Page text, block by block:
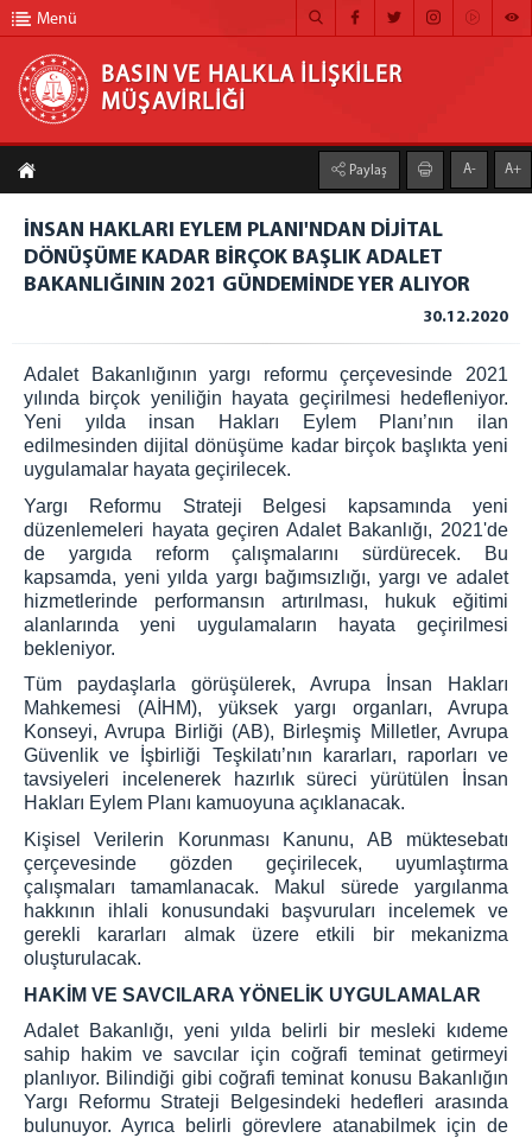
BASIN VE HALKLA İLİŞKİLER MÜŞAVİRLİĞİ
ANA SAYFA
MÜŞAVİRLİĞİMİZ
HABER ARŞİVİ
GÖRÜNTÜLÜ HABER
BÜLTEN
İLETİŞİM
Menü
BASIN VE HALKLA İLİŞKİLER
MÜŞAVİRLİĞİ
Paylaş A- A+
İNSAN HAKLARI EYLEM PLANI'NDAN DİJİTAL
DÖNÜŞÜME KADAR BİRÇOK BAŞLIK ADALET
BAKANLIĞININ 2021 GÜNDEMİNDE YER ALIYOR
30.12.2020
Adalet Bakanlığının yargı reformu çerçevesinde 2021
yılında birçok yeniliğin hayata geçirilmesi hedefleniyor.
Yeni yılda insan Hakları Eylem Planı’nın ilan
edilmesinden dijital dönüşüme kadar birçok başlıkta yeni
uygulamalar hayata geçirilecek.
Yargı Reformu Strateji Belgesi kapsamında yeni
düzenlemeleri hayata geçiren Adalet Bakanlığı, 2021'de
de yargıda reform çalışmalarını sürdürecek. Bu
kapsamda, yeni yılda yargı bağımsızlığı, yargı ve adalet
hizmetlerinde performansın artırılması, hukuk eğitimi
alanlarında yeni uygulamaların hayata geçirilmesi
bekleniyor.
Tüm paydaşlarla görüşülerek, Avrupa İnsan Hakları
Mahkemesi (AİHM), yüksek yargı organları, Avrupa
Konseyi, Avrupa Birliği (AB), Birleşmiş Milletler, Avrupa
Güvenlik ve İşbirliği Teşkilatı’nın kararları, raporları ve
tavsiyeleri incelenerek hazırlık süreci yürütülen İnsan
Hakları Eylem Planı kamuoyuna açıklanacak.
Kişisel Verilerin Korunması Kanunu, AB müktesebatı
çerçevesinde gözden geçirilecek, uyumlaştırma
çalışmaları tamamlanacak. Makul sürede yargılanma
hakkının ihlali konusundaki başvuruları incelemek ve
gerekli kararları almak üzere etkili bir mekanizma
oluşturulacak.
HAKİM VE SAVCILARA YÖNELİK UYGULAMALAR
Adalet Bakanlığı, yeni yılda belirli bir mesleki kıdeme
sahip hakim ve savcılar için coğrafi teminat getirmeyi
planlıyor. Bilindiği gibi coğrafi teminat konusu Bakanlığın
Yargı Reformu Strateji Belgesindeki hedefleri arasında
bulunuyor. Ayrıca belirli görevlere atanabilmek için de